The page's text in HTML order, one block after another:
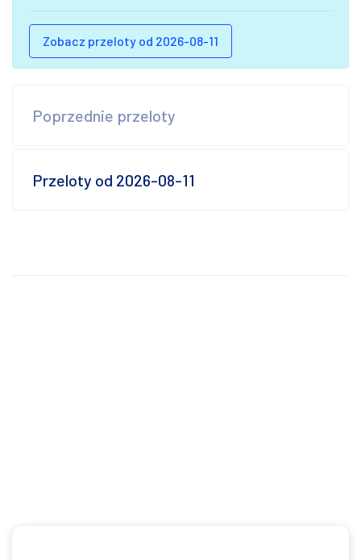
Zobacz przeloty od 2026-08-11
Poprzednie przeloty
Przeloty od 2026-08-11